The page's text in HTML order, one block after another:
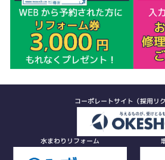
コーポレートサイト（採用リ
水まわりリフォーム